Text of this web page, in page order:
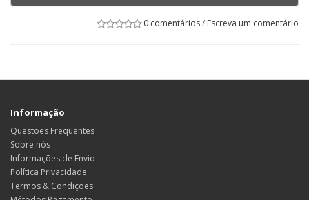
0 comentários/ Escreva um comentário
Informação
Questões Frequentes
Sobre nós
Informações de Envio
Política Privacidade
Termos & Condições